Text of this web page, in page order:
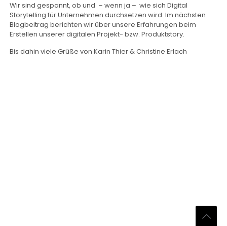
Wir sind gespannt, ob und – wenn ja – wie sich Digital
Storytelling für Unternehmen durchsetzen wird. Im nächsten
Blogbeitrag berichten wir über unsere Erfahrungen beim
Erstellen unserer digitalen Projekt- bzw. Produktstory.
Bis dahin viele Grüße von Karin Thier & Christine Erlach